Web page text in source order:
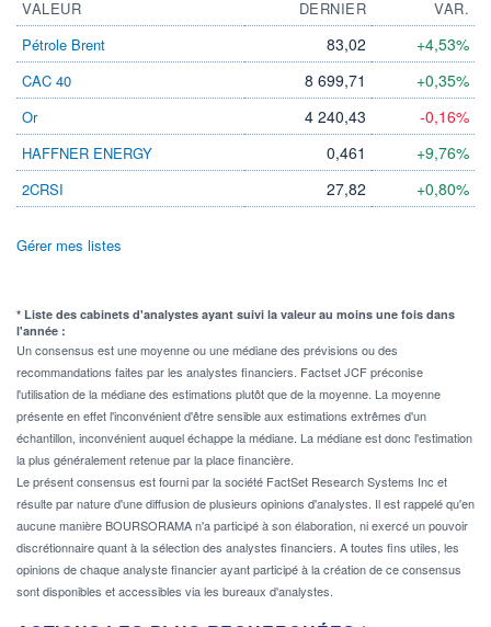
VALEUR DERNIER
VAR.
Pétrole Brent
83,02 +4,53%
CAC 40 8 699,71 +0,35%
Or 4 240,43 -0,16%
HAFFNER ENERGY 0,461 +9,76%
2CRSI 27,82 +0,80%
Gérer mes listes
* Liste des cabinets d'analystes ayant suivi la valeur au moins une fois dans
l'année :
Un consensus est une moyenne ou une médiane des prévisions ou des
recommandations faites par les analystes financiers. Factset JCF préconise
l'utilisation de la médiane des estimations plutôt que de la moyenne. La moyenne
présente en effet l'inconvénient d'être sensible aux estimations extrêmes d'un
échantillon, inconvénient auquel échappe la médiane. La médiane est donc l'estimation
la plus généralement retenue par la place financière.
Le présent consensus est fourni par la société FactSet Research Systems Inc et
résulte par nature d'une diffusion de plusieurs opinions d'analystes. Il est rappelé qu'en
aucune manière BOURSORAMA n'a participé à son élaboration, ni exercé un pouvoir
discrétionnaire quant à la sélection des analystes financiers. A toutes fins utiles, les
opinions de chaque analyste financier ayant participé à la création de ce consensus
sont disponibles et accessibles via les bureaux d'analystes.